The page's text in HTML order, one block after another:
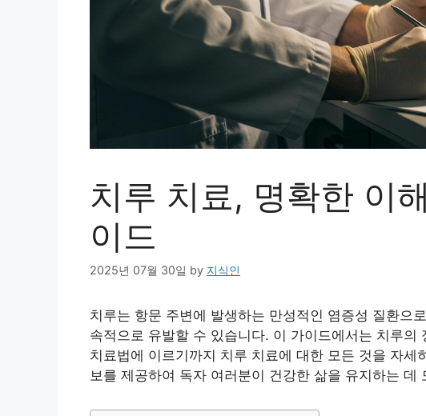
치루 치료, 명확한 이
이드
2025년 07월 30일 by 지식인
치루는 항문 주변에 발생하는 만성적인 염증성 질환으
속적으로 유발할 수 있습니다. 이 가이드에서는 치루
치료법에 이르기까지 치루 치료에 대한 모든 것을 자세
보를 제공하여 독자 여러분이 건강한 삶을 유지하는 데